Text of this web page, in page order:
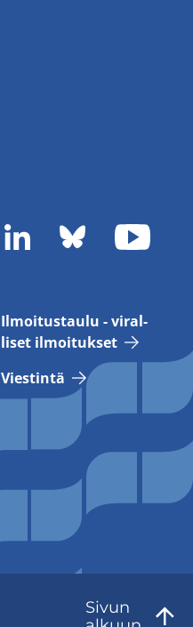
Il­moi­tus­tau­lu - vi­ral­
li­set il­moi­tuk­set
Vies­tin­tä
Sivun